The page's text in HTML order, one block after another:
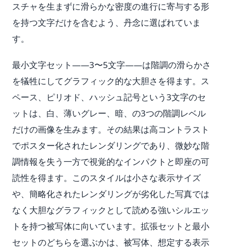
スチャを生まずに滑らかな密度の進行に寄与する形
を持つ文字だけを含むよう、丹念に選ばれていま
す。
最小文字セット——3〜5文字——は階調の滑らかさ
を犠牲にしてグラフィック的な大胆さを得ます。ス
ペース、ピリオド、ハッシュ記号という3文字のセ
ットは、白、薄いグレー、暗、の3つの階調レベル
だけの画像を生みます。その結果は高コントラスト
でポスター化されたレンダリングであり、微妙な階
調情報を失う一方で視覚的なインパクトと即座の可
読性を得ます。このスタイルは小さな表示サイズ
や、簡略化されたレンダリングが劣化した写真では
なく大胆なグラフィックとして読める強いシルエッ
トを持つ被写体に向いています。拡張セットと最小
セットのどちらを選ぶかは、被写体、想定する表示